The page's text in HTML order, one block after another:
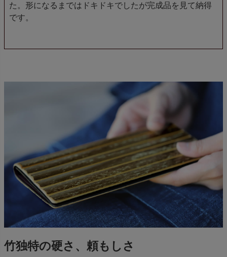
た。形になるまではドキドキでしたが完成品を見て納得
です。
竹独特の硬さ、頼もしさ